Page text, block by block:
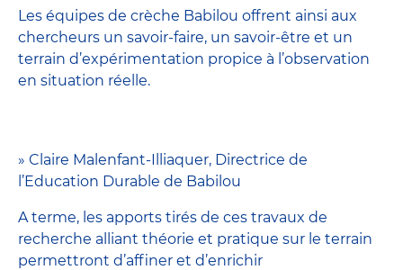
Les équipes de crèche Babilou offrent ainsi aux
chercheurs un savoir-faire, un savoir-être et un
terrain d’expérimentation propice à l’observation
en situation réelle.
» Claire Malenfant-Illiaquer, Directrice de
l’Education Durable de Babilou
A terme, les apports tirés de ces travaux de
recherche alliant théorie et pratique sur le terrain
permettront d’affiner et d’enrichir